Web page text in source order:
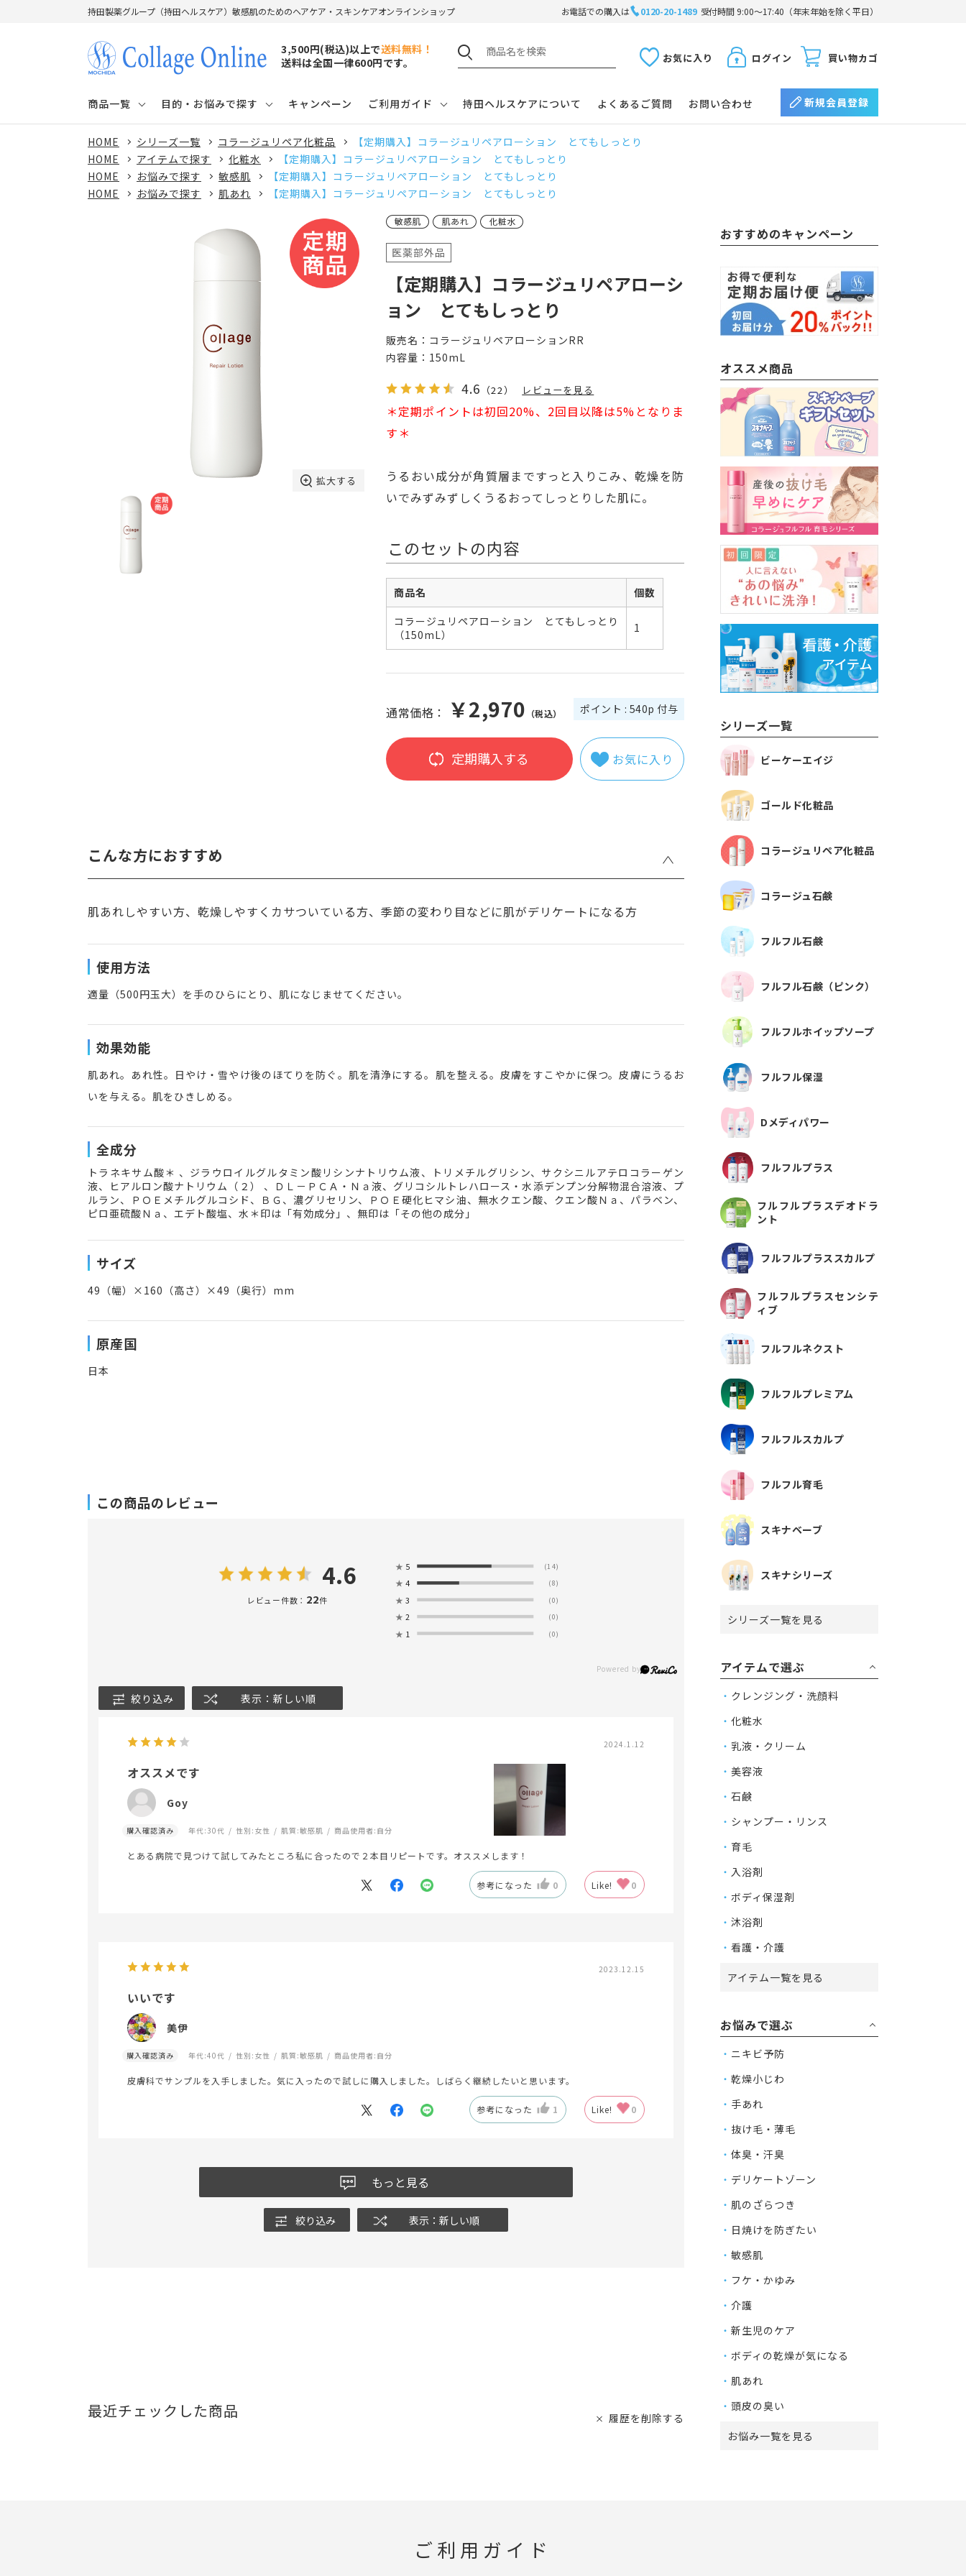
持田製薬グループ（持田ヘルスケア）敏感肌のためのヘアケア・スキンケアオンラインショップ お電話での購入は 0120-20-1489 受付時間 9:00〜17:40（年末年始を除く平日）
3,500円(税込)以上で送料無料！
送料は全国一律600円です。
お気に入り ログイン 買い物カゴ
商品一覧 目的・お悩みで探す キャンペーン ご利用ガイド 持田ヘルスケアについて よくあるご質問 お問い合わせ 新規会員登録
HOME シリーズ一覧 コラージュリペア化粧品
【定期購入】コラージュリペアローション とてもしっとり
HOME
アイテムで探す 化粧水
【定期購入】コラージュリペアローション とてもしっとり
HOME
お悩みで探す 敏感肌
【定期購入】コラージュリペアローション とてもしっとり
HOME
お悩みで探す 肌あれ 【定期購入】コラージュリペアローション とてもしっとり
拡大する
医薬部外品
【定期購入】コラージュリペアローシ
ョン とてもしっとり
販売名： コラージュリペアローションRR
内容量： 150mL
4.6 （22） レビューを見る
＊定期ポイントは初回20%、2回目以降は5%となりま
す＊
うるおい成分が角質層まですっと入りこみ、乾燥を防
いでみずみずしくうるおってしっとりした肌に。
このセットの内容
商品名
個数
コラージュリペアローション とてもしっとり
（150mL）
1
通常価格： ￥2,970 （税込） ポイント : 540p 付与
定期購入する お気に入り
こんな方におすすめ
肌あれしやすい方、乾燥しやすくカサついている方、季節の変わり目などに肌がデリケートになる方
使用方法
適量（500円玉大）を手のひらにとり、肌になじませてください。
効果効能
肌あれ。あれ性。日やけ・雪やけ後のほてりを防ぐ。肌を清浄にする。肌を整える。皮膚をすこやかに保つ。皮膚にうるお
いを与える。肌をひきしめる。
全成分
トラネキサム酸＊ 、ジラウロイルグルタミン酸リシンナトリウム液、トリメチルグリシン、サクシニルアテロコラーゲン
液、ヒアルロン酸ナトリウム（２） 、ＤＬ－ＰＣＡ・Ｎａ液、グリコシルトレハロース・水添デンプン分解物混合溶液、プ
ルラン、ＰＯＥメチルグルコシド、ＢＧ、濃グリセリン、ＰＯＥ硬化ヒマシ油、無水クエン酸、クエン酸Ｎａ、パラベン、
ピロ亜硫酸Ｎａ、エデト酸塩、水＊印は「有効成分」、無印は「その他の成分」
サイズ
49（幅）×160（高さ）×49（奥行）mm
原産国
日本
この商品のレビュー
4.6
レビュー件数： 22件
★ 5 (14)
★ 4 (8)
★ 3 (0)
★ 2 (0)
★ 1 (0)
絞り込み 表示：新しい順
2024.1.12
オススメです
Goy
購入確認済み 年代:30代 性別: 女性 肌質:敏感肌 商品使用者: 自分
とある病院で見つけて試してみたところ私に合ったので２本目リピートです。オススメします！
参考になった 0 Like! 0
2023.12.15
いいです
美伊
購入確認済み 年代:40代 性別: 女性 肌質:敏感肌 商品使用者: 自分
皮膚科でサンプルを入手しました。気に入ったので試しに購入しました。しばらく継続したいと思います。
参考になった 1 Like! 0
もっと見る
絞り込み 表示：新しい順
おすすめのキャンペーン
オススメ商品
シリーズ一覧
ビーケーエイジ
ゴールド化粧品
コラージュリペア化粧品
コラージュ石鹸
フルフル石鹸
フルフル石鹸（ピンク）
フルフルホイップソープ
フルフル保湿
Dメディパワー
フルフルプラス
フルフルプラスデオドラ
ント
フルフルプラススカルプ
フルフルプラスセンシテ
ィブ
フルフルネクスト
フルフルプレミアム
フルフルスカルプ
フルフル育毛
スキナベーブ
スキナシリーズ
シリーズ一覧を見る
アイテムで選ぶ
クレンジング・洗顔料
化粧水
乳液・クリーム
美容液
石鹸
シャンプー・リンス
育毛
入浴剤
ボディ保湿剤
沐浴剤
看護・介護
アイテム一覧を見る
お悩みで選ぶ
ニキビ予防
乾燥小じわ
手あれ
抜け毛・薄毛
体臭・汗臭
デリケートゾーン
肌のざらつき
日焼けを防ぎたい
敏感肌
フケ・かゆみ
介護
新生児のケア
ボディの乾燥が気になる
肌あれ
頭皮の臭い
お悩み一覧を見る
最近チェックした商品 履歴を削除する
ご利用ガイド